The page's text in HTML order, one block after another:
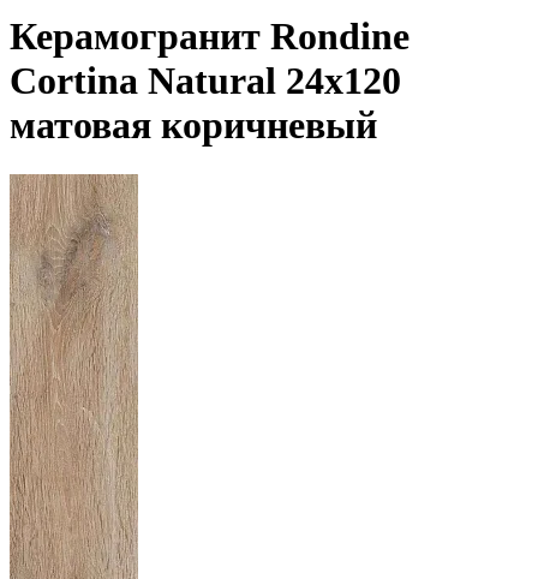
Керамогранит Rondine
Cortina Natural 24x120
матовая коричневый